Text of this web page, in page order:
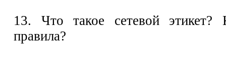
13. Что такое сетевой этикет?
правила?